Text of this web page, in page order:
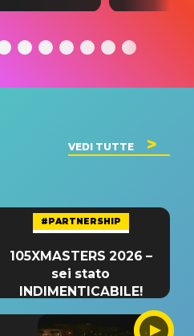
traduzione e
del singolo
testo,
VEDI TUTTE
#PARTNERSHIP
105XMASTERS 2026 –
sei stato
INDIMENTICABILE!